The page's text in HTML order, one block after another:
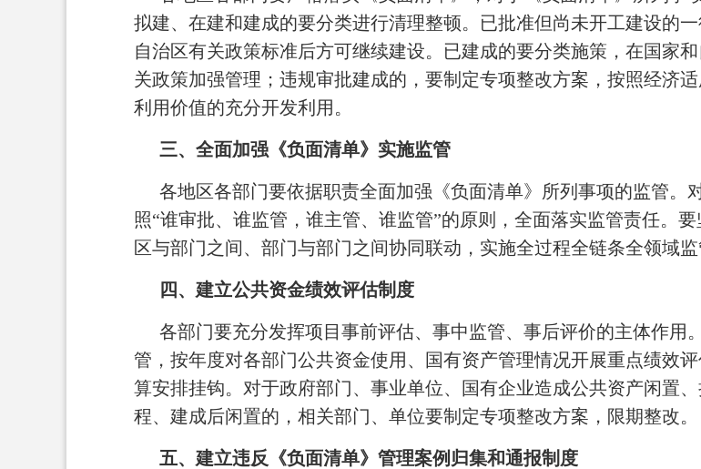
拟建、在建和建成的要分类进行清理整顿。已批准但尚未开工建设的
自治区有关政策标准后方可继续建设。已建成的要分类施策，在国家
关政策加强管理；违规审批建成的，要制定专项整改方案，按照经济
利用价值的充分开发利用。
三、全面加强《负面清单》实施监管
各地区各部门要依据职责全面加强《负面清单》所列事项的监管。
照“谁审批、谁监管，谁主管、谁监管”的原则，全面落实监管责任。
区与部门之间、部门与部门之间协同联动，实施全过程全链条全领域
四、建立公共资金绩效评估制度
各部门要充分发挥项目事前评估、事中监管、事后评价的主体作用
管，按年度对各部门公共资金使用、国有资产管理情况开展重点绩效
算安排挂钩。对于政府部门、事业单位、国有企业造成公共资产闲置
程、建成后闲置的，相关部门、单位要制定专项整改方案，限期整改。
五、建立违反《负面清单》管理案例归集和通报制度